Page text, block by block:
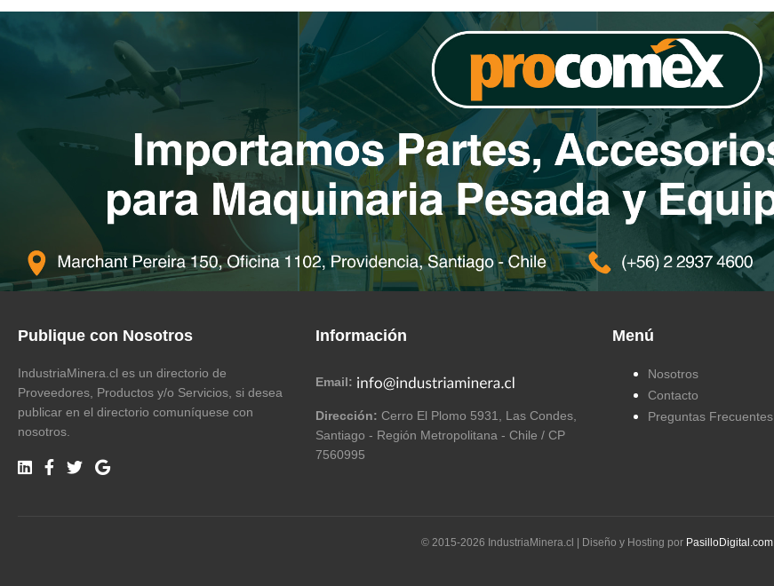
Publique con Nosotros
IndustriaMinera.cl es un directorio de
Proveedores, Productos y/o Servicios, si desea
publicar en el directorio comuníquese con
nosotros.
Información
Email:
Dirección: Cerro El Plomo 5931, Las Condes,
Santiago - Región Metropolitana - Chile / CP
7560995
Menú
Nosotros
Contacto
Preguntas Frecuentes
© 2015-2026 IndustriaMinera.cl | Diseño y Hosting por PasilloDigital.com